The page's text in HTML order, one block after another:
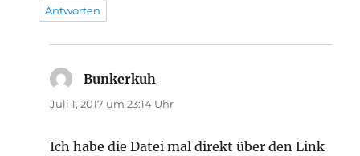
Antworten
Bunkerkuh
Juli 1, 2017 um 23:14 Uhr
Ich habe die Datei mal direkt über den Link